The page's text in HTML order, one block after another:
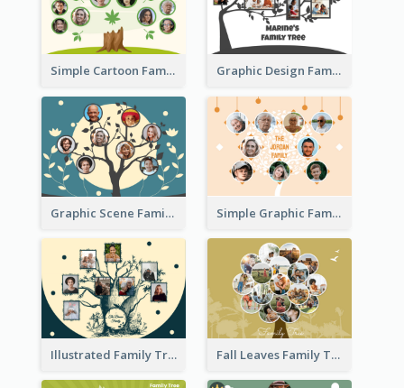
Simple Cartoon Family Tree Graphic Design Family Tree
Graphic Scene Family Tree Simple Graphic Family Tree
Illustrated Family Tree Fall Leaves Family Tree